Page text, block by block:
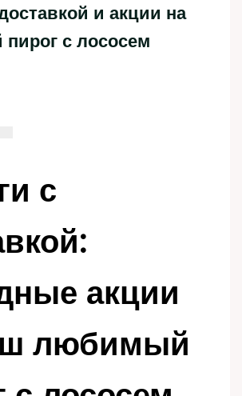
и акции на
с лососем
с
акции
любимый